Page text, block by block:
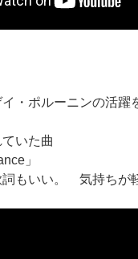
・ポルーニンの活躍
いた曲
」
もいい。 気持ちが